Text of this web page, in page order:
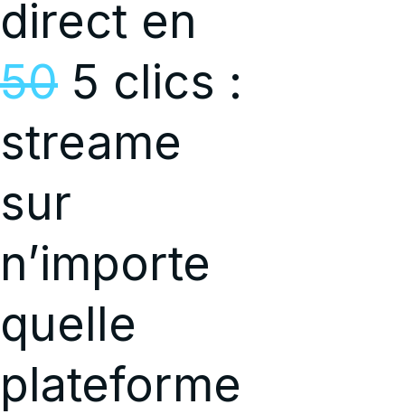
direct en
50 5 clics :
streame
sur
n’importe
quelle
plateforme